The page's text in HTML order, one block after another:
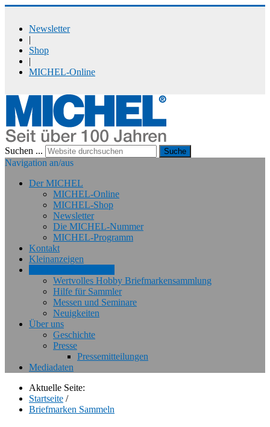
Newsletter
|
Shop
|
MICHEL-Online
Suchen ... Suche
Navigation an/aus
Der MICHEL
MICHEL-Online
MICHEL-Shop
Newsletter
Die MICHEL-Nummer
MICHEL-Programm
Kontakt
Kleinanzeigen
Wertvolles Hobby Briefmarkensammlung
Hilfe für Sammler
Messen und Seminare
Neuigkeiten
Über uns
Geschichte
Presse
Pressemitteilungen
Mediadaten
Aktuelle Seite:
Startseite /
Briefmarken Sammeln